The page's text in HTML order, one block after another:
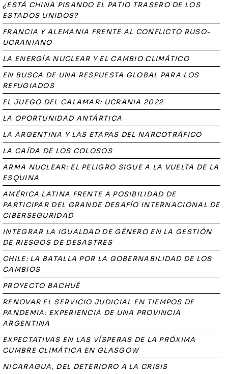
¿ESTÁ CHINA PISANDO EL PATIO TRASERO DE LOS
ESTADOS UNIDOS?
FRANCIA Y ALEMANIA FRENTE AL CONFLICTO RUSO-
UCRANIANO
LA ENERGÍA NUCLEAR Y EL CAMBIO CLIMÁTICO
EN BUSCA DE UNA RESPUESTA GLOBAL PARA LOS
REFUGIADOS
EL JUEGO DEL CALAMAR: UCRANIA 2022
LA OPORTUNIDAD ANTÁRTICA
LA ARGENTINA Y LAS ETAPAS DEL NARCOTRÁFICO
LA CAÍDA DE LOS COLOSOS
ARMA NUCLEAR: EL PELIGRO SIGUE A LA VUELTA DE LA
ESQUINA
AMÉRICA LATINA FRENTE A POSIBILIDAD DE
PARTICIPAR DEL GRANDE DESAFÍO INTERNACIONAL DE
CIBERSEGURIDAD
INTEGRAR LA IGUALDAD DE GÉNERO EN LA GESTIÓN
DE RIESGOS DE DESASTRES
CHILE: LA BATALLA POR LA GOBERNABILIDAD DE LOS
CAMBIOS
PROYECTO BACHUÉ
RENOVAR EL SERVICIO JUDICIAL EN TIEMPOS DE
PANDEMIA: EXPERIENCIA DE UNA PROVINCIA
ARGENTINA
EXPECTATIVAS EN LAS VÍSPERAS DE LA PRÓXIMA
CUMBRE CLIMÁTICA EN GLASGOW
NICARAGUA, DEL DETERIORO A LA CRISIS